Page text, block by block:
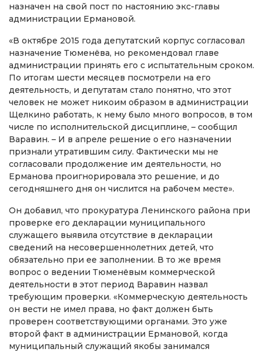
назначен на свой пост по настоянию экс-главы
администрации Ермановой.
«В октябре 2015 года депутатский корпус согласовал
назначение Тюменёва, но рекомендовал главе
администрации принять его с испытательным сроком.
По итогам шести месяцев посмотрели на его
деятельность, и депутатам стало понятно, что этот
человек не может никоим образом в администрации
Щелкино работать, к нему было много вопросов, в том
числе по исполнительской дисциплине, – сообщил
Варавин. – И в апреле решение о его назначении
признали утратившим силу. Фактически мы не
согласовали продолжение им деятельности, но
Ерманова проигнорировала это решение, и до
сегодняшнего дня он числится на рабочем месте».
Он добавил, что прокуратура Ленинского района при
проверке его декларации муниципального
служащего выявила отсутствие в декларации
сведений на несовершеннолетних детей, что
обязательно при ее заполнении. В то же время
вопрос о ведении Тюменёвым коммерческой
деятельности в этот период Варавин назвал
требующим проверки. «Коммерческую деятельность
он вести не имел права, но факт должен быть
проверен соответствующими органами. Это уже
второй факт в администрации Ермановой, когда
муниципальный служащий якобы занимался